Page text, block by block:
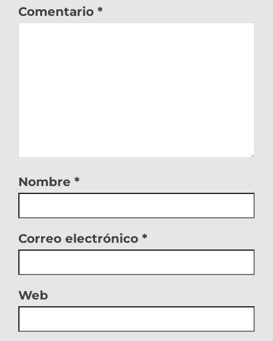
Comentario *
Nombre *
Correo electrónico *
Web